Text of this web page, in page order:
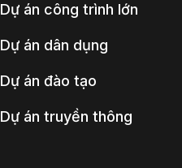
Dự án công trình lớn
Dự án dân dụng
Dự án đào tạo
Dự án truyền thông